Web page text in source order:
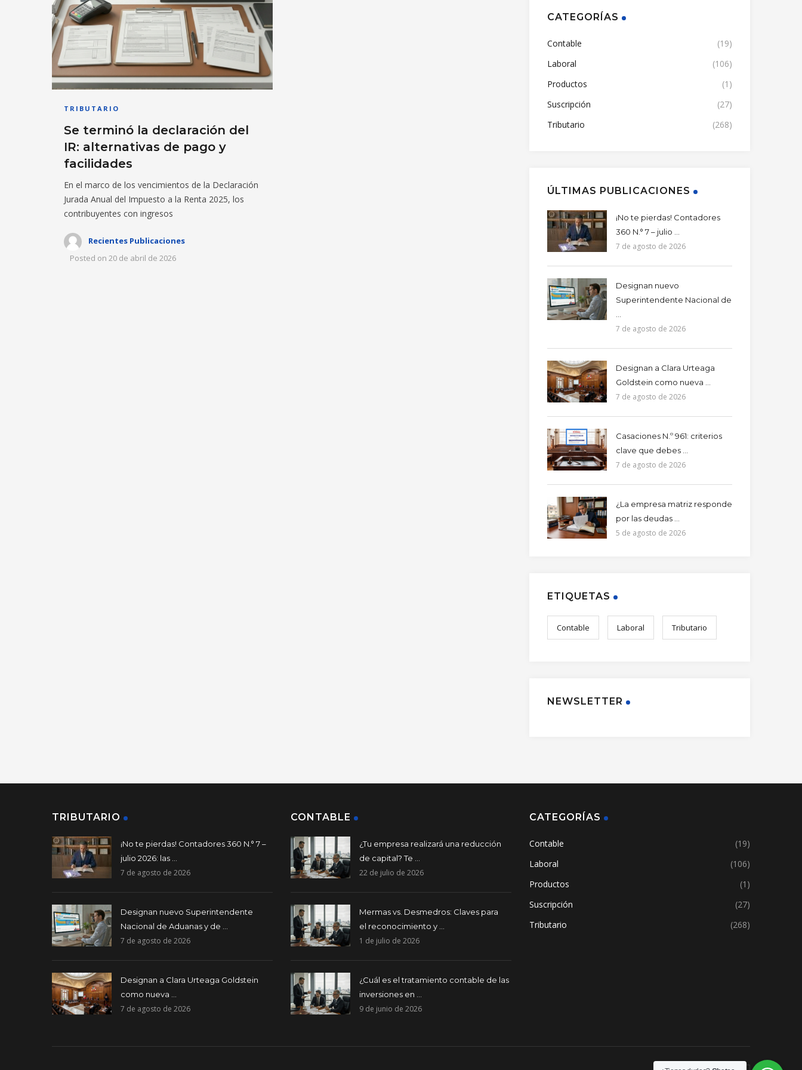
TRIBUTARIO
Se terminó la declaración del
IR: alternativas de pago y
facilidades
En el marco de los vencimientos de la Declaración
Jurada Anual del Impuesto a la Renta 2025, los
contribuyentes con ingresos
Recientes Publicaciones
Posted on 20 de abril de 2026
CATEGORÍAS
Contable
(19)
Laboral
(106)
Productos
(1)
Suscripción
(27)
Tributario
(268)
ÚLTIMAS PUBLICACIONES
¡No te pierdas! Contadores
360 N.° 7 – julio ...
7 de agosto de 2026
Designan nuevo
Superintendente Nacional de
7 de agosto de 2026
Designan a Clara Urteaga
Goldstein como nueva ...
7 de agosto de 2026
Casaciones N.º 961: criterios
clave que debes ...
7 de agosto de 2026
¿La empresa matriz responde
por las deudas ...
5 de agosto de 2026
ETIQUETAS
Contable Laboral Tributario
NEWSLETTER
TRIBUTARIO
¡No te pierdas! Contadores 360 N.° 7 –
julio 2026: las ...
7 de agosto de 2026
Designan nuevo Superintendente
Nacional de Aduanas y de ...
7 de agosto de 2026
Designan a Clara Urteaga Goldstein
como nueva ...
7 de agosto de 2026
CONTABLE
¿Tu empresa realizará una reducción
de capital? Te ...
22 de julio de 2026
Mermas vs. Desmedros: Claves para
el reconocimiento y ...
1 de julio de 2026
¿Cuál es el tratamiento contable de las
inversiones en ...
9 de junio de 2026
CATEGORÍAS
Contable
(19)
Laboral
(106)
Productos
(1)
Suscripción
(27)
Tributario
(268)